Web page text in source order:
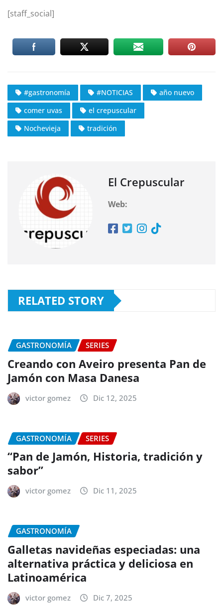
[staff_social]
#gastronomía #NOTICIAS
año nuevo
comer uvas
el crepuscular
Nochevieja
tradición
El Crepuscular
Web:
RELATED STORY
GASTRONOMÍA SERIES
Creando con Aveiro presenta Pan de
Jamón con Masa Danesa
victor gomez Dic 12, 2025
GASTRONOMÍA SERIES
“Pan de Jamón, Historia, tradición y
sabor”
victor gomez Dic 11, 2025
GASTRONOMÍA
Galletas navideñas especiadas: una
alternativa práctica y deliciosa en
Latinoamérica
victor gomez Dic 7, 2025